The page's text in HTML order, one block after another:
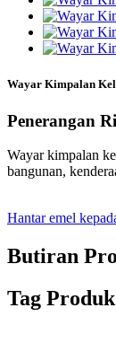
Wayar Kimpalan
Penerangan
Wayar kimpalan
bangunan,
Hantar emel
Butiran
Tag Produk